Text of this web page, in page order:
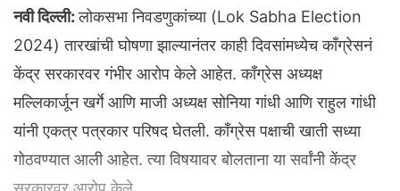
नवी दिल्ली: लोकसभा निवडणुकांच्या (Lok Sabha Election
2024) तारखांची घोषणा झाल्यानंतर काही दिवसांमध्येच काँग्रेसनं
केंद्र सरकारवर गंभीर आरोप केले आहेत. काँग्रेस अध्यक्ष
मल्लिकार्जून खर्गे आणि माजी अध्यक्ष सोनिया गांधी आणि राहुल गांधी
यांनी एकत्र पत्रकार परिषद घेतली. काँग्रेस पक्षाची खाती सध्या
गोठवण्यात आली आहेत. त्या विषयावर बोलताना या सर्वांनी केंद्र